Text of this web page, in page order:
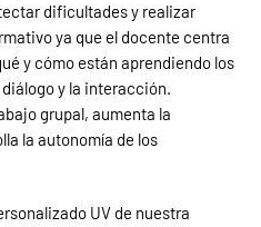
dificultades y realizar
ya que el docente centra
y cómo están aprendiendo los
y la interacción.
grupal, aumenta la
la autonomía de los
UV de nuestra